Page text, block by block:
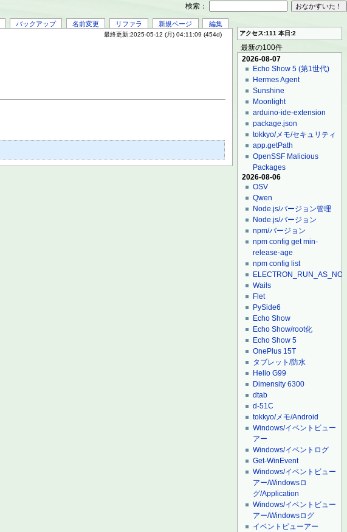
バックアップ 名前変更 リファラ 新規ページ 編集
最終更新:2025-05-12 (月) 04:11:09 (454d) アクセス:111 本日:2
最新の100件
2026-08-07
Echo Show 5 (第1世代)
Hermes Agent
Sunshine
Moonlight
arduino-ide-extension
package.json
tokkyo/メモ/セキュリティ
app.getPath
OpenSSF Malicious
Packages
2026-08-06
OSV
Qwen
Node.js/バージョン管理
Node.js/バージョン
npm/バージョン
npm config get min-
release-age
npm config list
Wails
Flet
PySide6
Echo Show
Echo Show/root化
Echo Show 5
OnePlus 15T
タブレット/防水
Helio G99
Dimensity 6300
dtab
d-51C
tokkyo/メモ/Android
Windows/イベントビュー
アー
Windows/イベントログ
Get-WinEvent
Windows/イベントビュー
アー/Windowsロ
グ/Application
Windows/イベントビュー
アー/Windowsログ
イベントビューアー
検索：